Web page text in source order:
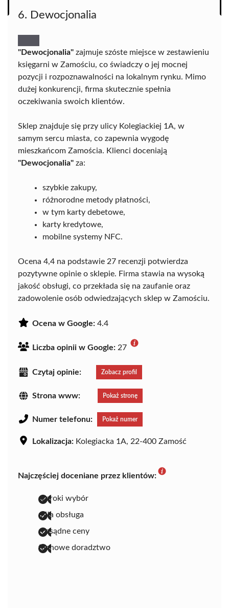
6. Dewocjonalia
"Dewocjonalia" zajmuje szóste miejsce w zestawieniu
księgarni w Zamościu, co świadczy o jej mocnej
pozycji i rozpoznawalności na lokalnym rynku. Mimo
dużej konkurencji, firma skutecznie spełnia
oczekiwania swoich klientów.
Sklep znajduje się przy ulicy Kolegiackiej 1A, w
samym sercu miasta, co zapewnia wygodę
mieszkańcom Zamościa. Klienci doceniają
"Dewocjonalia" za:
szybkie zakupy,
różnorodne metody płatności,
w tym karty debetowe,
karty kredytowe,
mobilne systemy NFC.
Ocena 4,4 na podstawie 27 recenzji potwierdza
pozytywne opinie o sklepie. Firma stawia na wysoką
jakość obsługi, co przekłada się na zaufanie oraz
zadowolenie osób odwiedzających sklep w Zamościu.
Ocena w Google: 4.4
Liczba opinii w Google: 27
Czytaj opinie: Zobacz profil
Strona www: Pokaż stronę
Numer telefonu: Pokaż numer
Lokalizacja: Kolegiacka 1A, 22-400 Zamość
Najczęściej doceniane przez klientów:
szeroki wybór
miła obsługa
rozsądne ceny
fachowe doradztwo